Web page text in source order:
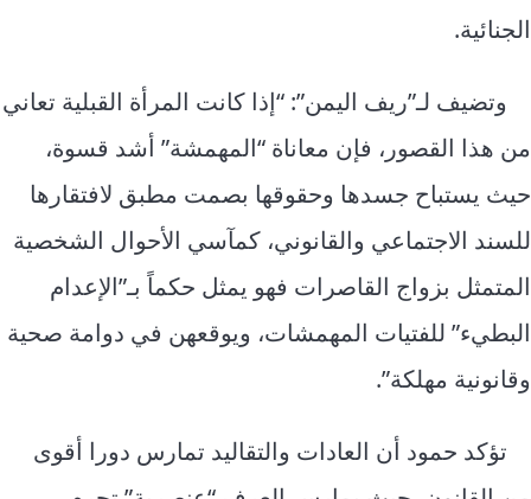
الجنائية.
وتضيف لـ”ريف اليمن”: “إذا كانت المرأة القبلية تعاني
من هذا القصور، فإن معاناة “المهمشة” أشد قسوة،
حيث يستباح جسدها وحقوقها بصمت مطبق لافتقارها
للسند الاجتماعي والقانوني، كمآسي الأحوال الشخصية
المتمثل بزواج القاصرات فهو يمثل حكماً بـ”الإعدام
البطيء” للفتيات المهمشات، ويوقعهن في دوامة صحية
وقانونية مهلكة”.
تؤكد حمود أن العادات والتقاليد تمارس دورا أقوى